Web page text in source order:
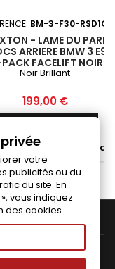
BM-3-F30-RSD1G
- LAME DU PARE
ARRIERE BMW 3 E91
FACELIFT NOIR
BRILLANT
Noir Brillant
Prix
199,00 €
a la commande

votre
publicités ou du
du site. En
vous indiquez
des cookies.